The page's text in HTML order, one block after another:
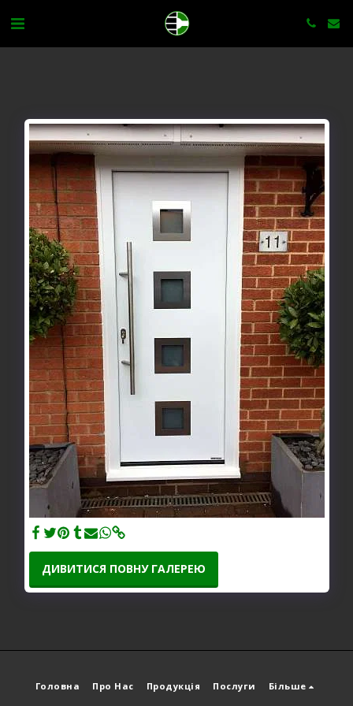
ДИВИТИСЯ ПОВНУ ГАЛЕРЕЮ
Головна Про Нас Продукція Послуги Більше